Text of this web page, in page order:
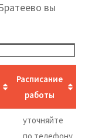
вы
Расписание
работы
уточняйте